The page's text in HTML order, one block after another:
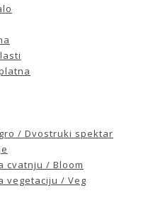
/ Dvostruki spektar
cvatnju / Bloom
vegetaciju / Veg